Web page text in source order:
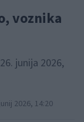
voznika
junija 2026,
2026, 14:20